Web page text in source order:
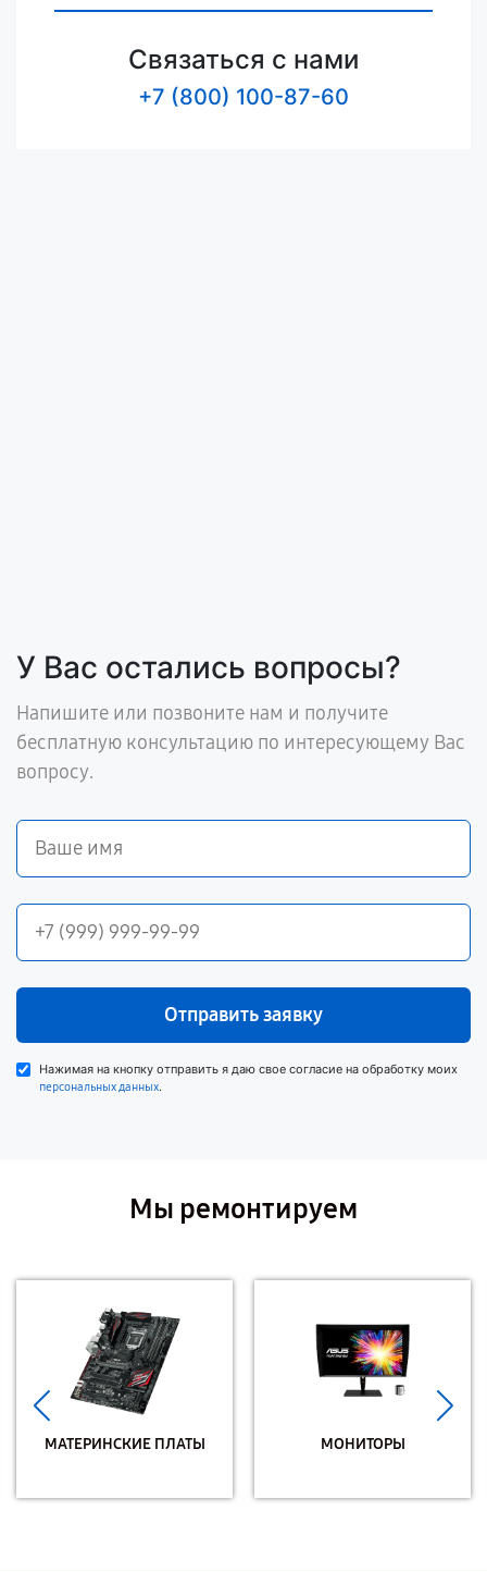
Связаться с нами
+7 (800) 100-87-60
У Вас остались вопросы?
Напишите или позвоните нам и получите
бесплатную консультацию по интересующему Вас
вопросу.
Отправить заявку
Нажимая на кнопку отправить я даю свое согласие на обработку моих
персональных данных.
Мы ремонтируем
МАТЕРИНСКИЕ ПЛАТЫ МОНИТОРЫ